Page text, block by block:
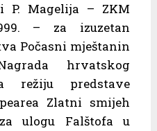
P. Magelija – ZKM
– za izuzetan
Počasni mještanin
hrvatskog
režiju predstave
Zlatni smijeh
ulogu Falštofa u